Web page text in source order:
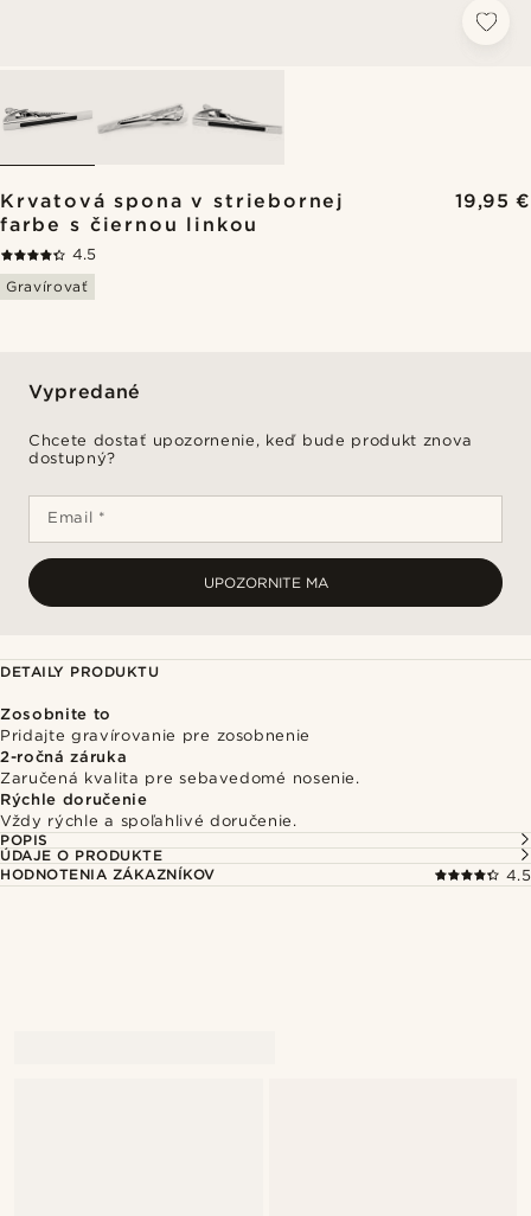
Krvatová spona v striebornej
farbe s čiernou linkou
19,95 €
4.5
Gravírovať
Vypredané
Chcete dostať upozornenie, keď bude produkt znova
dostupný?
Email *
UPOZORNITE MA
DETAILY PRODUKTU
Zosobnite to
Pridajte gravírovanie pre zosobnenie
2-ročná záruka
Zaručená kvalita pre sebavedomé nosenie.
Rýchle doručenie
Vždy rýchle a spoľahlivé doručenie.
POPIS
ÚDAJE O PRODUKTE
HODNOTENIA ZÁKAZNÍKOV
4.5